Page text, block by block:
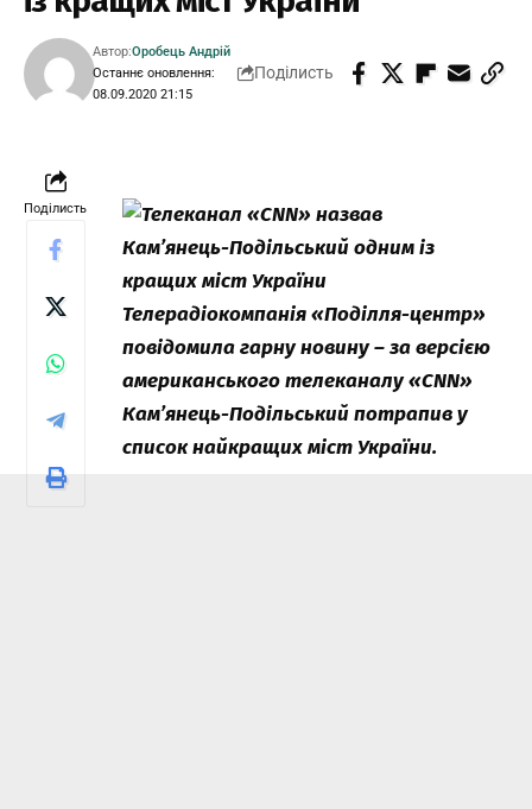
Останнє оновлення:
08.09.2020 21:15
Автор:Оробець Андрій
Поділисть
Поділисть
Телерадіокомпанія «Поділля-центр»
повідомила гарну новину – за версією
американського телеканалу «СNN»
Кам’янець-Подільський потрапив у
список найкращих міст України.